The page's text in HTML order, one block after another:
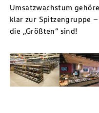
Umsatzwachstum
klar zur Spitzengruppe
die „Größten“ sind!